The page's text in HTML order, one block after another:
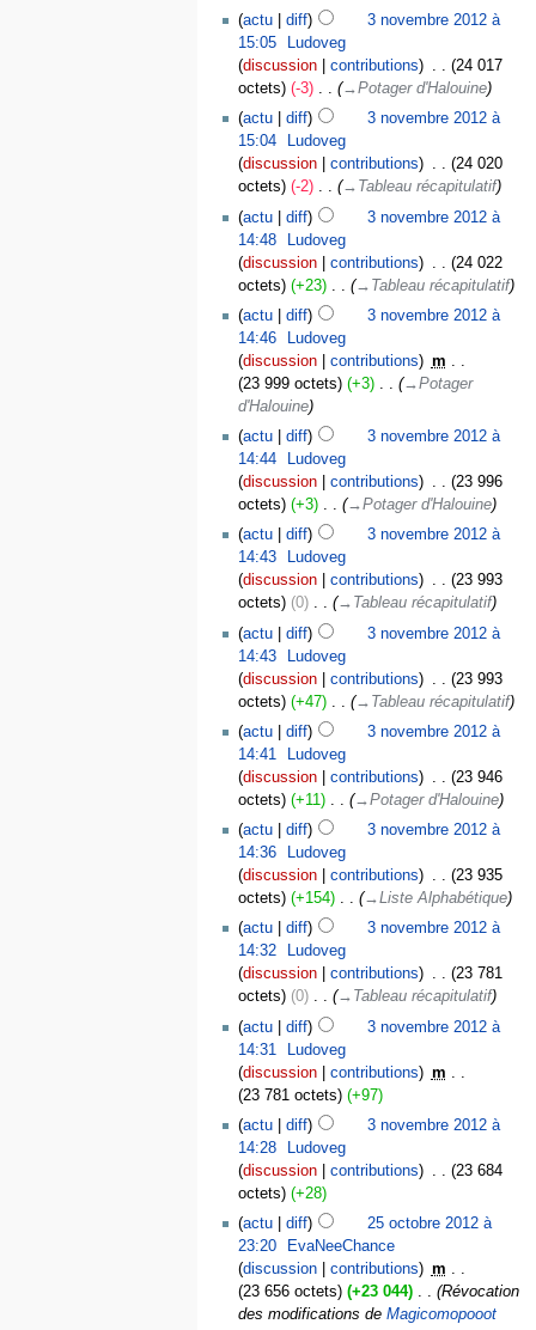
actu
diff
3 novembre 2012 à
15:05
Ludoveg
discussion
contributions
24 017
octets
-3
→‎Potager d'Halouine
actu
diff
3 novembre 2012 à
15:04
Ludoveg
discussion
contributions
24 020
octets
-2
→‎Tableau récapitulatif
actu
diff
3 novembre 2012 à
14:48
Ludoveg
discussion
contributions
24 022
octets
+23
→‎Tableau récapitulatif
actu
diff
3 novembre 2012 à
14:46
Ludoveg
discussion
contributions
m
23 999 octets
+3
→‎Potager
d'Halouine
actu
diff
3 novembre 2012 à
14:44
Ludoveg
discussion
contributions
23 996
octets
+3
→‎Potager d'Halouine
actu
diff
3 novembre 2012 à
14:43
Ludoveg
discussion
contributions
23 993
octets
0
→‎Tableau récapitulatif
actu
diff
3 novembre 2012 à
14:43
Ludoveg
discussion
contributions
23 993
octets
+47
→‎Tableau récapitulatif
actu
diff
3 novembre 2012 à
14:41
Ludoveg
discussion
contributions
23 946
octets
+11
→‎Potager d'Halouine
actu
diff
3 novembre 2012 à
14:36
Ludoveg
discussion
contributions
23 935
octets
+154
→‎Liste Alphabétique
actu
diff
3 novembre 2012 à
14:32
Ludoveg
discussion
contributions
23 781
octets
0
→‎Tableau récapitulatif
actu
diff
3 novembre 2012 à
14:31
Ludoveg
discussion
contributions
m
23 781 octets
+97
actu
diff
3 novembre 2012 à
14:28
Ludoveg
discussion
contributions
23 684
octets
+28
actu
diff
25 octobre 2012 à
23:20
EvaNeeChance
discussion
contributions
m
23 656 octets
+23 044
Révocation
des modifications deMagicomopooot